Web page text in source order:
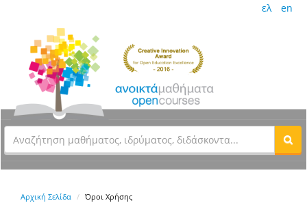
ελ en
Αρχική Σελίδα Όροι Χρήσης